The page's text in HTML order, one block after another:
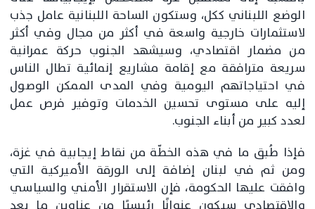
الوضع اللبناني ككل، وستكون الساحة اللبنانية عامل جذب
لاستثمارات خارجية واسعة في أكثر من مجال وفي أكثر
من مضمار اقتصادي، وسيشهد الجنوب حركة عمرانية
سريعة مترافقة مع إقامة مشاريع إنمائية تطال الناس
في احتياجاتهم اليومية وفي المدى الممكن الوصول
إليه على مستوى تحسين الخدمات وتوفير فرص عمل
لعدد كبير من أبناء الجنوب.
فإذا طُبق ما في هذه الخطّة من نقاط إيجابية في غزة،
ومن ثم في لبنان إضافة إلى الورقة الأميركية التي
وافقت عليها الحكومة، فإن الاستقرار الأمني والسياسي